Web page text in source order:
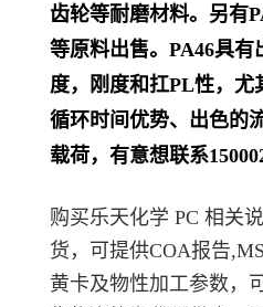
齿轮等耐磨材料。另有
等原料出售。PA46具有
度，刚度和扛PL性，尤
循环时间优势、出色的
载荷，有意想联系
购买乐天化学 PC 相关
货，可提供COA报告
黄卡及物性加工参数，